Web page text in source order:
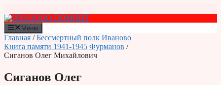
к
содержимому
Меню
Главная /Бессмертный полк Иваново
Книга памяти 1941-1945 Фурманов /
Сиганов Олег Михайлович
Сиганов Олег